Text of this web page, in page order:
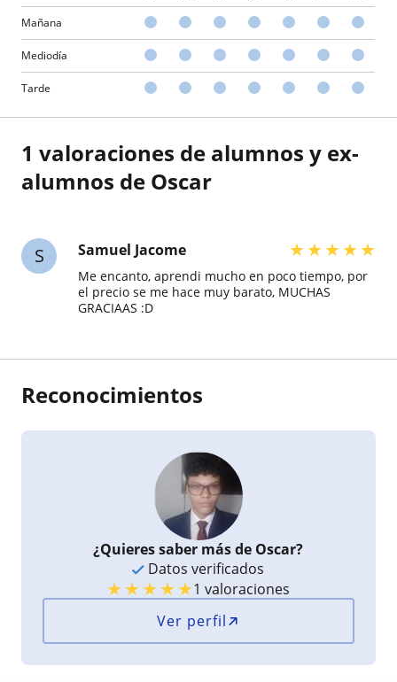
Mañana
Mediodía
Tarde
1 valoraciones de alumnos y ex-
alumnos de Oscar
S Samuel Jacome ★★★★★
Me encanto, aprendi mucho en poco tiempo, por
el precio se me hace muy barato, MUCHAS
GRACIAAS :D
Reconocimientos
¿Quieres saber más de Oscar?
Datos verificados
★★★★★1 valoraciones
Ver perfil